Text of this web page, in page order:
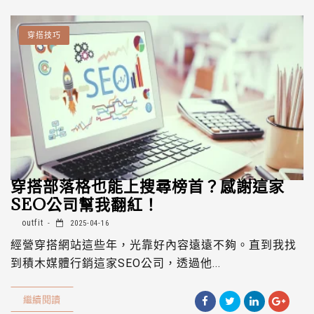
穿搭技巧
穿搭部落格也能上搜尋榜首？感謝這家
SEO公司幫我翻紅！
outfit 2025-04-16
經營穿搭網站這些年，光靠好內容遠遠不夠。直到我找
到積木媒體行銷這家SEO公司，透過他...
繼續閱讀